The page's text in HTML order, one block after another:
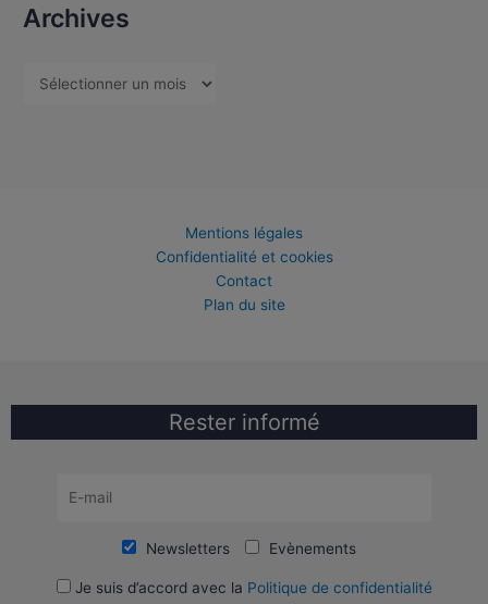
Archives
Mentions légales
Confidentialité et cookies
Contact
Plan du site
Rester informé
Newsletters Evènements
Je suis d’accord avec la Politique de confidentialité